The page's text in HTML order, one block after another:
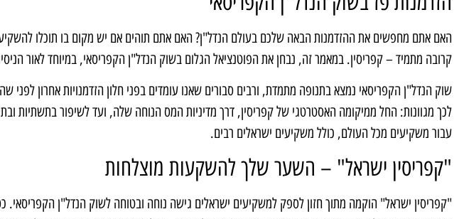
האם אתם מחפשים את ההזדמנות הבאה שלכם בעולם הנדל"ן? האם אתם תוהים אם יש מקום בו תוכלו להשקיע
קרובה מתמיד – קפריסין. במאמר זה, נבחן את הפוטנציאל הגלום בשוק הנדל"ן הקפריסאי, במיוחד לאור
שוק הנדל"ן הקפריסאי נמצא בתנופה מתמדת, ורבים סבורים שאנו עומדים בפני חלון הזדמנויות אחרון לפני
לכך מגוונות: החל ממיקומה האסטרטגי של קפריסין, דרך מדיניות המס הנוחה שלה, ועד לשיפור בתשתיות
עבור משקיעים מכל העולם, כולל משקיעים ישראלים רבים.
"קפריסין ישראל" – השער שלך להשקעות מוצלחות
"קפריסין ישראל" הוקמה מתוך חזון לספק למשקיעים ישראלים גישה נוחה ובטוחה לשוק הנדל"ן הקפריסאי.